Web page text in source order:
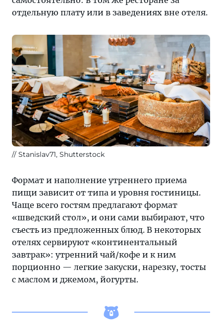
отдельную плату или в заведениях вне отеля.
Stanislav71, Shutterstock
Формат и наполнение утреннего приема
пищи зависит от типа и уровня гостиницы.
Чаще всего гостям предлагают формат
«шведский стол», и они сами выбирают, что
съесть из предложенных блюд. В некоторых
отелях сервируют «континентальный
завтрак»: утренний чай/кофе и к ним
порционно — легкие закуски, нарезку, тосты
с маслом и джемом, йогурты.